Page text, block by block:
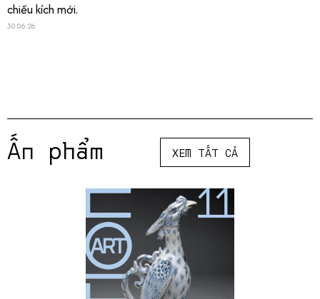
chiều kích mới.
30.06.26
Ấn phẩm XEM TẤT CẢ